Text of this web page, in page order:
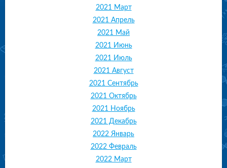
2021 Март
2021 Апрель
2021 Май
2021 Июнь
2021 Июль
2021 Август
2021 Сентябрь
2021 Октябрь
2021 Ноябрь
2021 Декабрь
2022 Январь
2022 Февраль
2022 Март